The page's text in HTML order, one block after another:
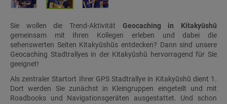
Sie wollen die Trend-Aktivität Geocaching in Kitakyūshū
gemeinsam mit Ihren Kollegen erleben und dabei die
sehenswerten Seiten Kitakyūshūs entdecken? Dann sind unsere
Geocaching Stadtrallyes in der Kitakyūshū hervorragend für Sie
geeignet!
Als zentraler Startort Ihrer GPS Stadtrallye in Kitakyūshū dient 1.
Dort werden Sie zunächst in Kleingruppen eingeteilt und mit
Roadbooks und Navigationsgeräten ausgestattet. Und schon